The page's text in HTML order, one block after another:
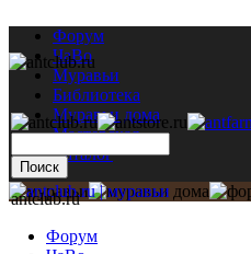
Форум
ЧаВо
Муравьи
Библиотека
Муравьи дома
Мастерская
Каталог
antclub.ru
Форум